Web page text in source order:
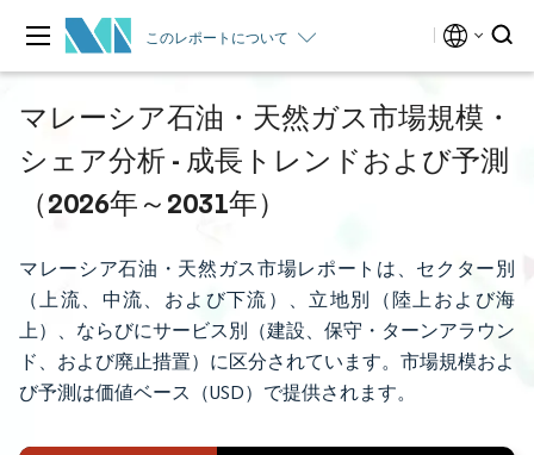
このレポートについて
マレーシア石油・天然ガス市場規模・
シェア分析 - 成長トレンドおよび予測
（2026年～2031年）
マレーシア石油・天然ガス市場レポートは、セクター別
（上流、中流、および下流）、立地別（陸上および海
上）、ならびにサービス別（建設、保守・ターンアラウン
ド、および廃止措置）に区分されています。市場規模およ
び予測は価値ベース（USD）で提供されます。